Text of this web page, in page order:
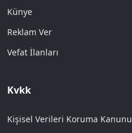
Künye
Reklam Ver
Vefat İlanları
Kvkk
Kişisel Verileri Koruma Kanunu